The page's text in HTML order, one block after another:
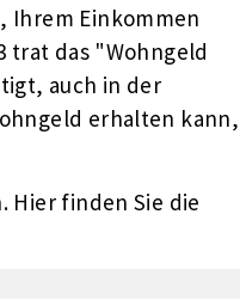
Ihrem Einkommen
trat das "Wohngeld
auch in der
erhalten kann,
Hier finden Sie die